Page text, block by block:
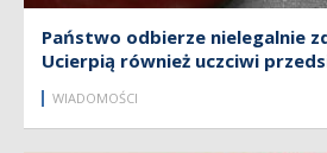
Państwo odbierze nielegalnie
Ucierpią również uczciwi
WIADOMOŚCI